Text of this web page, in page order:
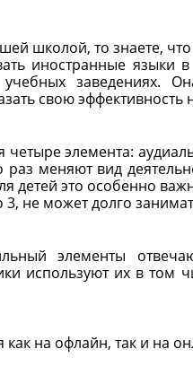
школой, то знаете,
иностранные языки
заведениях.
свою эффективность
четыре элемента:
раз меняют вид
детей это особенно
3, не может долго
элементы
используют их в том
на офлайн, так и на